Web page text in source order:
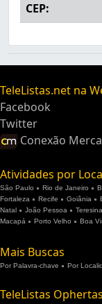
CEP:
TeleListas.net na
Facebook
Twitter
Conexão
Atividades por
São Paulo Rio de Janeiro
Fortaleza
Recife Goiânia
Natal
João Pessoa Teresina
Macapá
Porto Velho Boa
Mais Buscas
Por Palavra-chave Por
TeleListas Ophertas